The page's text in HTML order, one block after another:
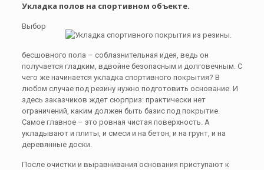
Укладка полов на спортивном объекте.
Выбор
бесшовного пола – соблазнительная идея, ведь он
получается гладким, вдвойне безопасным и долговечным. С
чего же начинается укладка спортивного покрытия? В
любом случае под резину нужно подготовить основание. И
здесь заказчиков ждет сюрприз: практически нет
ограничений, каким должен быть базис под покрытие.
Самое главное – это ровная чистая поверхность. А
укладывают и плиты, и смеси и на бетон, и на грунт, и на
деревянные доски.
После очистки и выравнивания основания приступают к